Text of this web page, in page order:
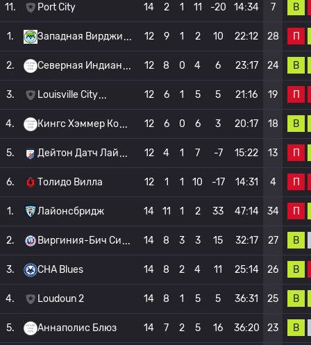
11. Port City 14 2 1 11 -20 14:34 7 В
1. Западная Вирджи 12 9 1 2 10 22:12 28 П
2. Северная Индиан 12 8 0 4 6 23:17 24 В
3. Louisville City 12 6 1 5 5 21:16 19 П
4. Кингс Хэммер Ко 12 6 0 6 3 20:17 18 В
5. Дейтон Датч Лай 12 4 1 7 -7 15:22 13 П
6. Толидо Вилла 12 1 1 10 -17 14:31 4 П
1. Лайонсбридж 14 11 1 2 33 47:14 34 П
2. Виргиния-Бич Си 14 8 3 3 15 32:17 27 В
3. CHA Blues 14 8 2 4 11 25:14 26 В
4. Loudoun 2 14 8 1 5 5 36:31 25 В
5. Аннаполис Блюз 14 7 2 5 16 36:20 23 В